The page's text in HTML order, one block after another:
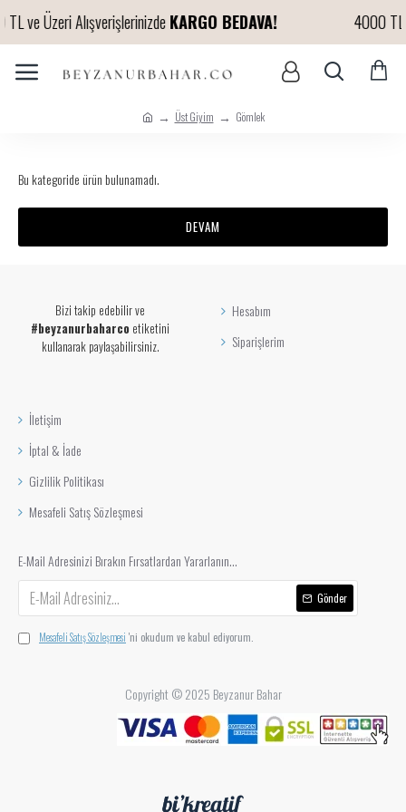
ve Üzeri AlışverişlerinizdeKARGO BEDAVA! 4000 TL
Üst Giyim Gömlek
Bu kategoride ürün bulunamadı.
DEVAM
Bizi takip edebilir ve
#beyzanurbaharco etiketini
kullanarak paylaşabilirsiniz.
Hesabım
Siparişlerim
İletişim
İptal & İade
Gizlilik Politikası
Mesafeli Satış Sözleşmesi
E-Mail Adresinizi Bırakın Fırsatlardan Yararlanın...
Gönder
Mesafeli Satış Sözleşmesi 'ni okudum ve kabul ediyorum.
Copyright © 2025 Beyzanur Bahar